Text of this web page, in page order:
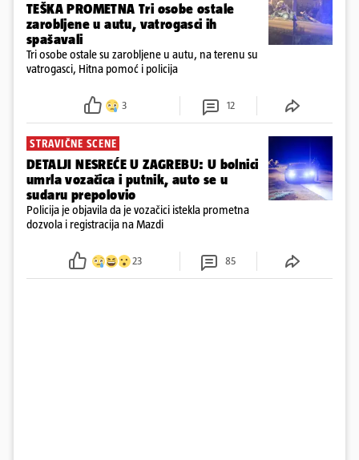
TEŠKA PROMETNA Tri osobe ostale
zarobljene u autu, vatrogasci ih
spašavali
Tri osobe ostale su zarobljene u autu, na terenu su
vatrogasci, Hitna pomoć i policija
3 12
STRAVIČNE SCENE
DETALJI NESREĆE U ZAGREBU: U bolnici
umrla vozačica i putnik, auto se u
sudaru prepolovio
Policija je objavila da je vozačici istekla prometna
dozvola i registracija na Mazdi
23 85